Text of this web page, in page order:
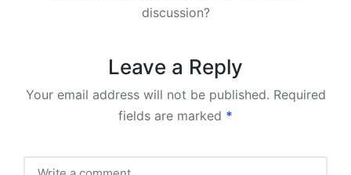
discussion?
Leave a Reply
Your email address will not be published. Required
fields are marked *